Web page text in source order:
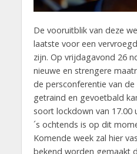
De vooruitblik van deze
laatste voor een
zijn. Op vrijdagavond 26
nieuwe en strengere
de persconferentie van
getraind en gevoetbald
soort lockdown van 17.00
´s ochtends is op dit
Komende week zal hier
bekend worden gemaakt